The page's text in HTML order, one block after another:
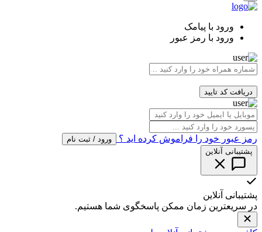
ورود با پیامک
ورود با رمز عبور
دریافت کد تایید
رمز عبور خود را فراموش کرده اید ؟
ورود / ثبت نام
پشتیبانی آنلاین
پشتیبانی آنلاین
در سریعترین زمان ممکن پاسخگوی شما هستیم.